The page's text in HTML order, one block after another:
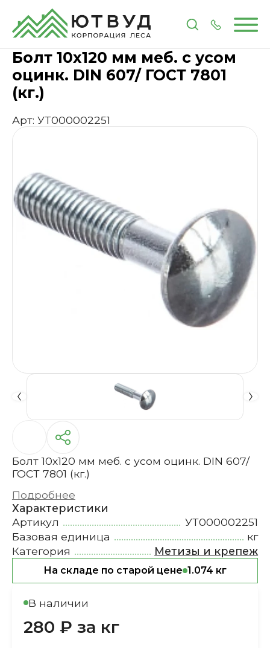
ГлавнаяКаталогМетизы и крепеж Болт
Болт 10х120 мм меб. с усом
оцинк. DIN 607/ ГОСТ 7801
(кг.)
Арт: УТ000002251
Болт 10х120 мм меб. с усом оцинк. DIN 607/
ГОСТ 7801 (кг.)
Подробнее
Характеристики
Артикул
УТ000002251
Базовая единица
кг
Категория
Метизы и крепеж
На складе по старой цене 1.074 кг
В наличии
280 ₽ за кг